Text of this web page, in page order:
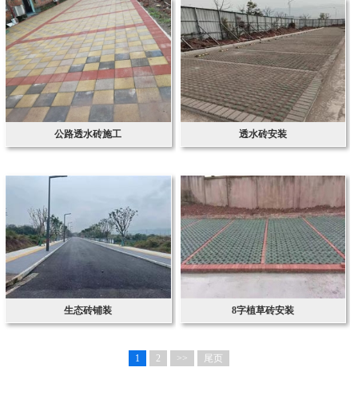
公路透水砖施工 透水砖安装
生态砖铺装 8字植草砖安装
1 2 >> 尾页